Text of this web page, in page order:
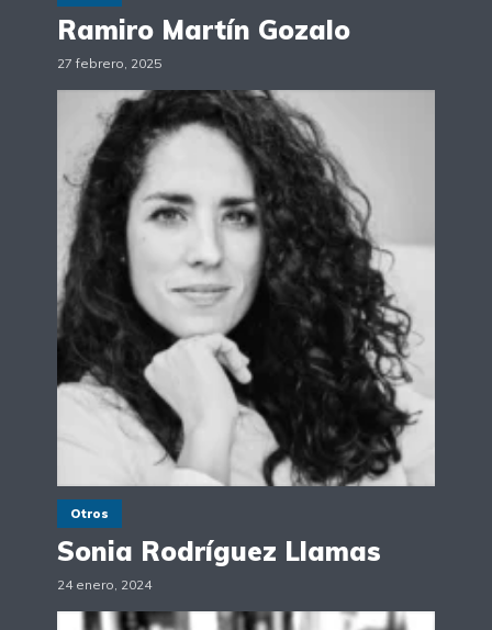
Ramiro Martín Gozalo
27 febrero, 2025
Otros
Sonia Rodríguez Llamas
24 enero, 2024